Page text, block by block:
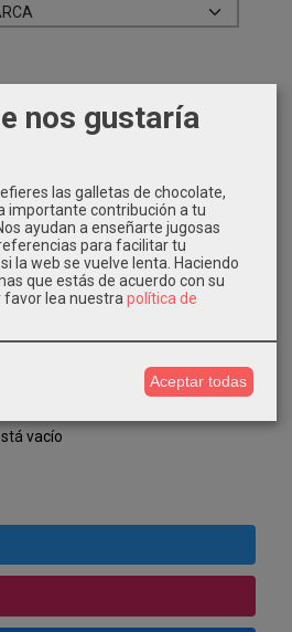
vacío
nos gustaría
las galletas de chocolate,
importante contribución a tu
ayudan a enseñarte jugosas
para facilitar tu
la web se vuelve lenta. Haciendo
que estás de acuerdo con su
favor lea nuestra política de
Aceptar todas